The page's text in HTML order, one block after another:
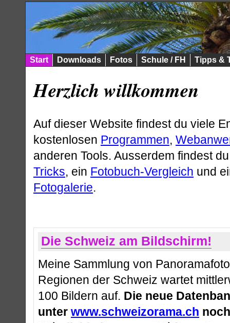
Start Downloads Fotos Schule / FH Tipps &
Herzlich willkommen
Auf dieser Website findest du viele
kostenlosen Programmen,
anderen Tools. Ausserdem findest
Tricks, ein Fotobuch-Vergleich und
Fotogalerie.
Die Schweiz am Bildschirm!
Meine Sammlung von
Regionen der Schweiz wartet
100 Bildern auf. Die neue
unter www.schweizorama.ch